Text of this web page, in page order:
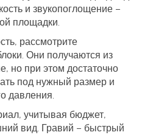
и звукопоглощение –
площадки.
рассмотрите
Они получаются из
но при этом достаточно
под нужный размер и
давления.
учитывая бюджет,
вид. Гравий – быстрый